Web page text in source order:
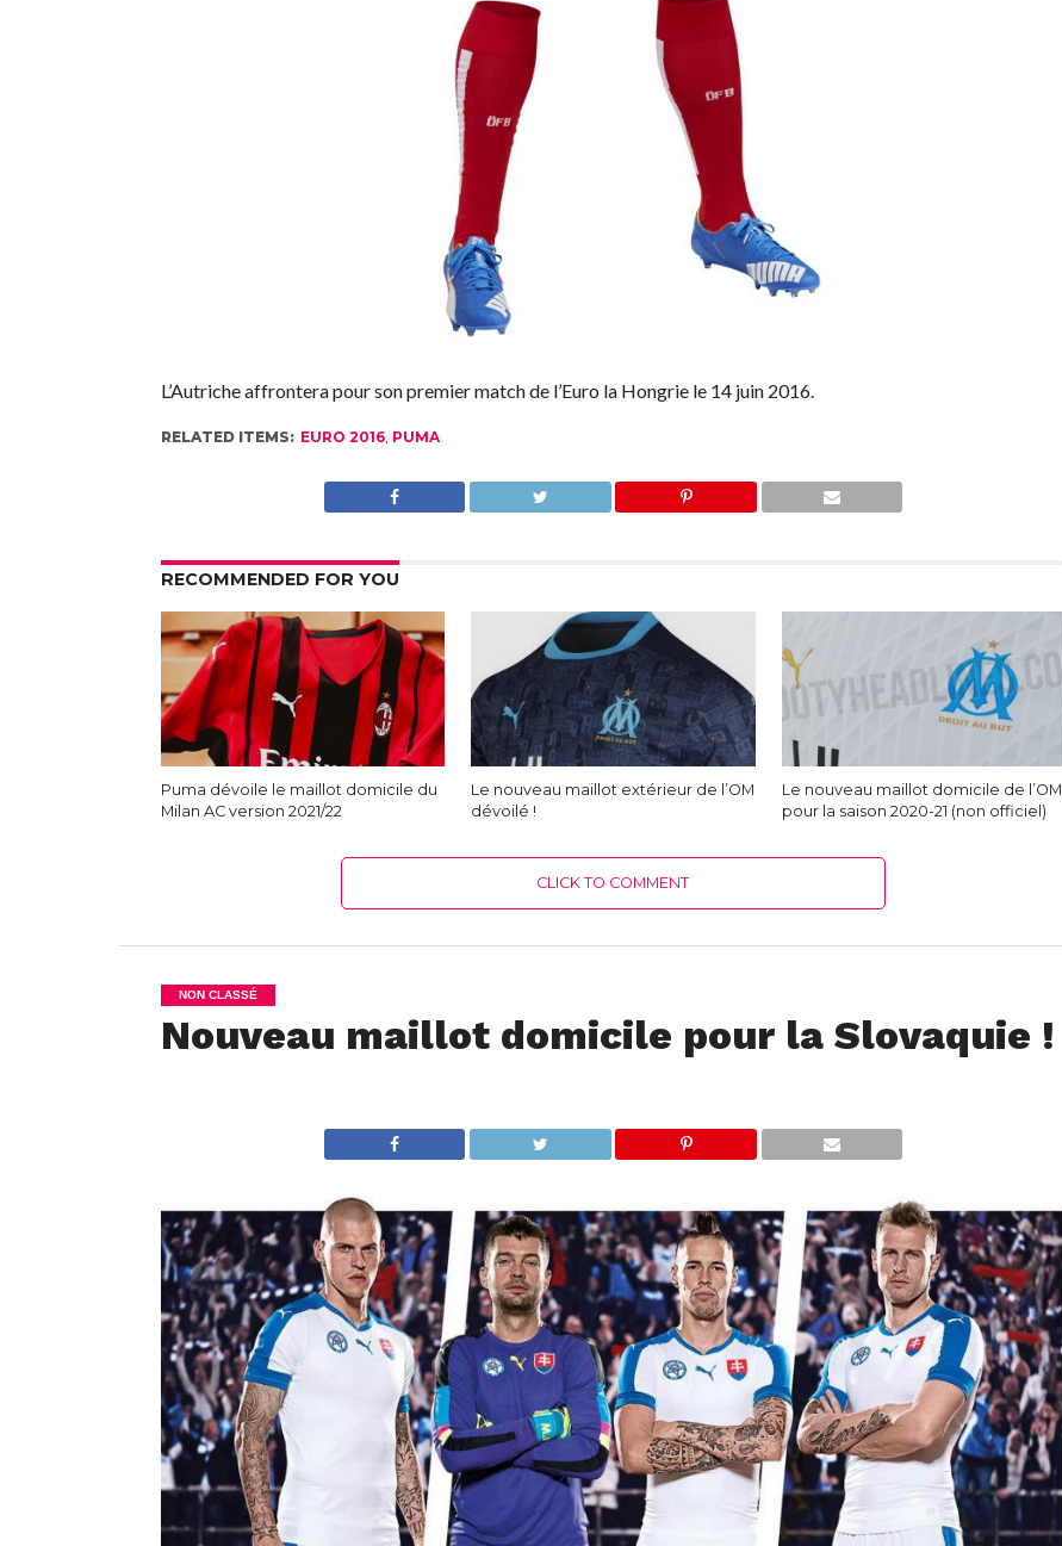
L’Autriche affrontera pour son premier match de l’Euro la Hongrie le 14 juin 2016.
RELATED ITEMS: EURO 2016, PUMA
RECOMMENDED FOR YOU
Puma dévoile le maillot domicile du
Milan AC version 2021/22
Le nouveau maillot extérieur de l’OM
dévoilé !
Le nouveau maillot domicile de l’OM
pour la saison 2020-21 (non officiel)
CLICK TO COMMENT
NON CLASSÉ
Nouveau maillot domicile pour la Slovaquie !